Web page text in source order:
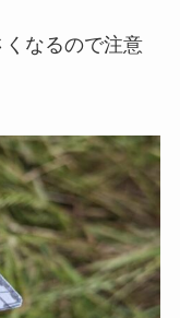
なるので注意